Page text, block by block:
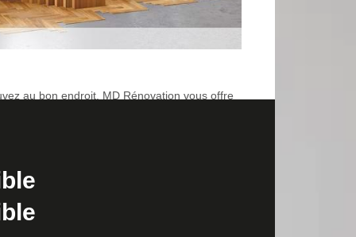
au bon endroit. MD Rénovation vous offre
MD Rénovation. Sachez qu’il est tout à fait
pièces de votre maison : cuisine, salle de bain…,
nous pour de plus amples informations.